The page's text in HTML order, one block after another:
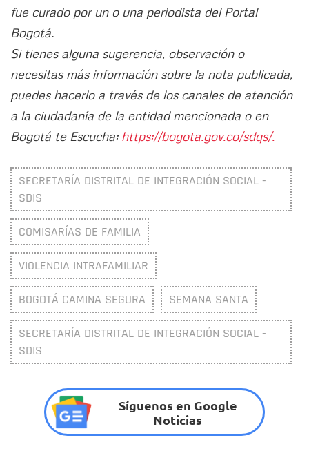
fue curado por un o una periodista del Portal
Bogotá.
Si tienes alguna sugerencia, observación o
necesitas más información sobre la nota publicada,
puedes hacerlo a través de los canales de atención
a la ciudadanía de la entidad mencionada o en
Bogotá te Escucha: https://bogota.gov.co/sdqs/.
SECRETARÍA DISTRITAL DE INTEGRACIÓN SOCIAL -
SDIS
COMISARÍAS DE FAMILIA
VIOLENCIA INTRAFAMILIAR
BOGOTÁ CAMINA SEGURA SEMANA SANTA
SECRETARÍA DISTRITAL DE INTEGRACIÓN SOCIAL -
SDIS
Síguenos en Google
Noticias